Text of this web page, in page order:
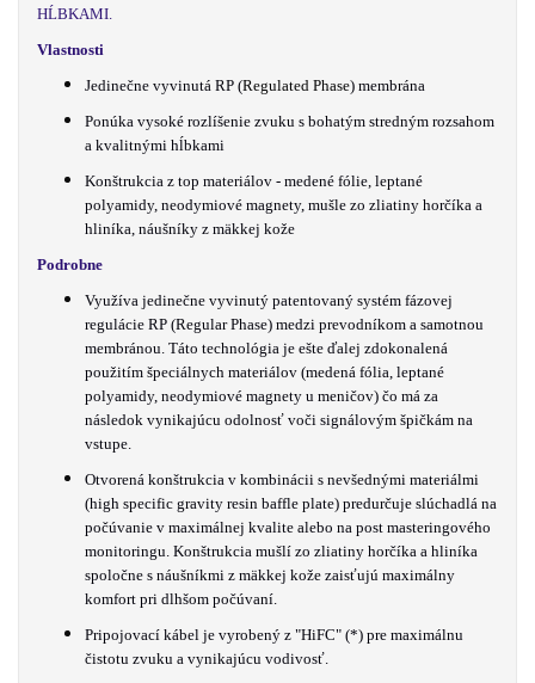
HĹBKAMI.
Vlastnosti
Jedinečne vyvinutá RP (Regulated Phase) membrána
Ponúka vysoké rozlíšenie zvuku s bohatým stredným rozsahom
a kvalitnými hĺbkami
Konštrukcia z top materiálov - medené fólie, leptané
polyamidy, neodymiové magnety, mušle zo zliatiny horčíka a
hliníka, náušníky z mäkkej kože
Podrobne
Využíva jedinečne vyvinutý patentovaný systém fázovej
regulácie RP (Regular Phase) medzi prevodníkom a samotnou
membránou. Táto technológia je ešte ďalej zdokonalená
použitím špeciálnych materiálov (medená fólia, leptané
polyamidy, neodymiové magnety u meničov) čo má za
následok vynikajúcu odolnosť voči signálovým špičkám na
vstupe.
Otvorená konštrukcia v kombinácii s nevšednými materiálmi
(high specific gravity resin baffle plate) predurčuje slúchadlá na
počúvanie v maximálnej kvalite alebo na post masteringového
monitoringu. Konštrukcia mušlí zo zliatiny horčíka a hliníka
spoločne s náušníkmi z mäkkej kože zaisťujú maximálny
komfort pri dlhšom počúvaní.
Pripojovací kábel je vyrobený z "HiFC" (*) pre maximálnu
čistotu zvuku a vynikajúcu vodivosť.